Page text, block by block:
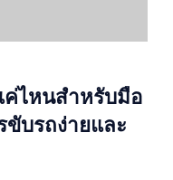
ค่ไหนสำหรับมือ
บรถง่ายและ